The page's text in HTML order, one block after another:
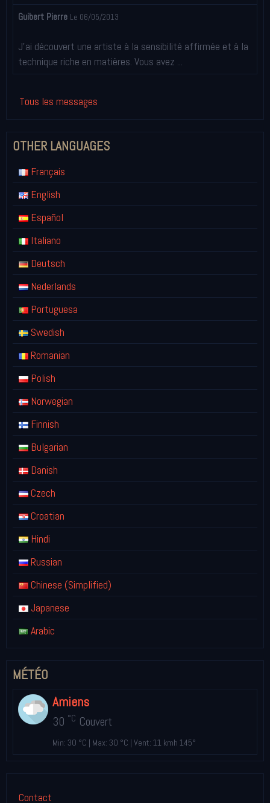
Guibert Pierre Le 06/05/2013
J'ai découvert une artiste à la sensibilité affirmée et à la
technique riche en matières. Vous avez ...
Tous les messages
OTHER LANGUAGES
Français
English
Español
Italiano
Deutsch
Nederlands
Portuguesa
Swedish
Romanian
Polish
Norwegian
Finnish
Bulgarian
Danish
Czech
Croatian
Hindi
Russian
Chinese (Simplified)
Japanese
Arabic
MÉTÉO
Amiens
30 °C Couvert
Min: 30 °C | Max: 30 °C | Vent: 11 kmh 145°
Contact